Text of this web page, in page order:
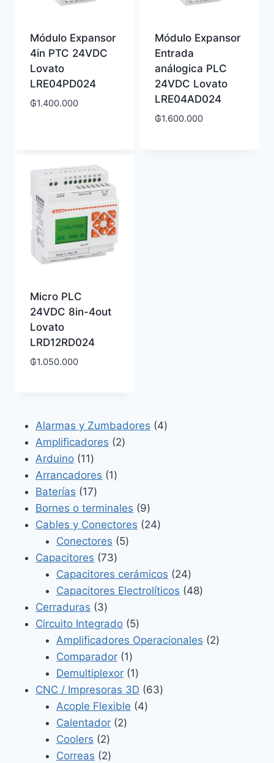
Módulo Expansor
4in PTC 24VDC
Lovato
LRE04PD024
₲1.400.000
Módulo Expansor
Entrada
análogica PLC
24VDC Lovato
LRE04AD024
₲1.600.000
Micro PLC
24VDC 8in-4out
Lovato
LRD12RD024
₲1.050.000
Alarmas y Zumbadores 44
Amplificadores 22
Arduino 1111
productos
Arrancadores 11
Baterías 1717
productos
Bornes o terminales 99
productos
Cables y Conectores 2424
Conectores 55
Capacitores 7373
productos
Capacitores cerámicos 2424
productos
Capacitores Electrolíticos 4848
Cerraduras 33
productos
Circuito Integrado 55
productos
Amplificadores Operacionales 22
Comparador 11
producto
Demultiplexor 11
producto
CNC / Impresoras 3D 6363
Acople Flexible 44
Calentador 22
Coolers 22
productos
Correas 22